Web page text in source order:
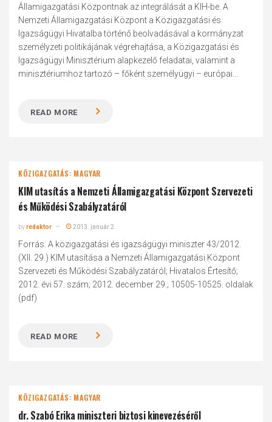
Államigazgatási Központnak az integrálását a KIH-be. A
Nemzeti Államigazgatási Központ a Közigazgatási és
Igazságügyi Hivatalba történő beolvadásával a kormányzat
személyzeti politikájának végrehajtása, a Közigazgatási és
Igazságügyi Minisztérium alapkezelő feladatai, valamint a
minisztériumhoz tartozó – főként személyügyi – európai...
READ MORE
KÖZIGAZGATÁS: MAGYAR
KIM utasítás a Nemzeti Államigazgatási Központ Szervezeti
és Működési Szabályzatáról
byredaktor 2013. január 2.
Forrás: A közigazgatási és igazságügyi miniszter 43/2012.
(XII. 29.) KIM utasítása a Nemzeti Államigazgatási Központ
Szervezeti és Működési Szabályzatáról; Hivatalos Értesítő;
2012. évi 57. szám; 2012. december 29.; 10505-10525. oldalak
(pdf)
READ MORE
KÖZIGAZGATÁS: MAGYAR
dr. Szabó Erika miniszteri biztosi kinevezéséről